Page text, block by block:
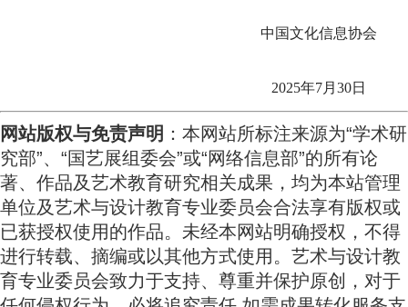
中国文化信息协会
2025年7月30日
网站版权与免责声明 ：本网站所标注来源为“学术研
究部”、“国艺展组委会”或“网络信息部”的所有论
著、作品及艺术教育研究相关成果，均为本站管理
单位及艺术与设计教育专业委员会合法享有版权或
已获授权使用的作品。未经本网站明确授权，不得
进行转载、摘编或以其他方式使用。艺术与设计教
育专业委员会致力于支持、尊重并保护原创，对于